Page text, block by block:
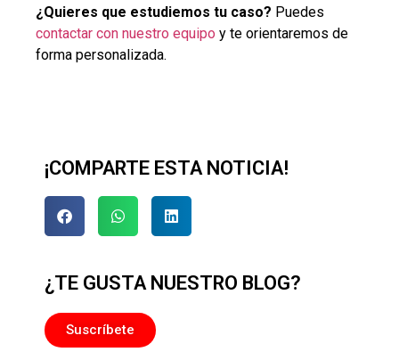
¿Quieres que estudiemos tu caso? Puedes
contactar con nuestro equipo y te orientaremos de
forma personalizada.
¡COMPARTE ESTA NOTICIA!
¿TE GUSTA NUESTRO BLOG?
Suscríbete